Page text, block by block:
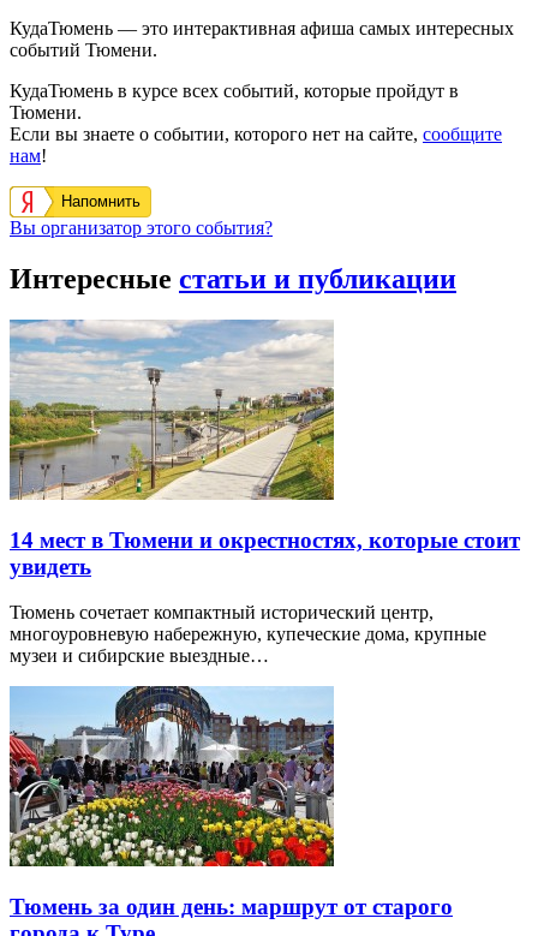
КудаТюмень — это интерактивная афиша самых интересных
событий Тюмени.
КудаТюмень в курсе всех событий, которые пройдут в
Тюмени.
Если вы знаете о событии, которого нет на сайте, сообщите
нам!
Напомнить
Вы организатор этого события?
Интересные статьи и публикации
14 мест в Тюмени и окрестностях, которые стоит
увидеть
Тюмень сочетает компактный исторический центр,
многоуровневую набережную, купеческие дома, крупные
музеи и сибирские выездные…
Тюмень за один день: маршрут от старого